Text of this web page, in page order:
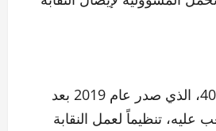
يتضمّن القانون رقم 40، الذي صدر عام 2019 بعد
تنظيماً لعمل النقابة